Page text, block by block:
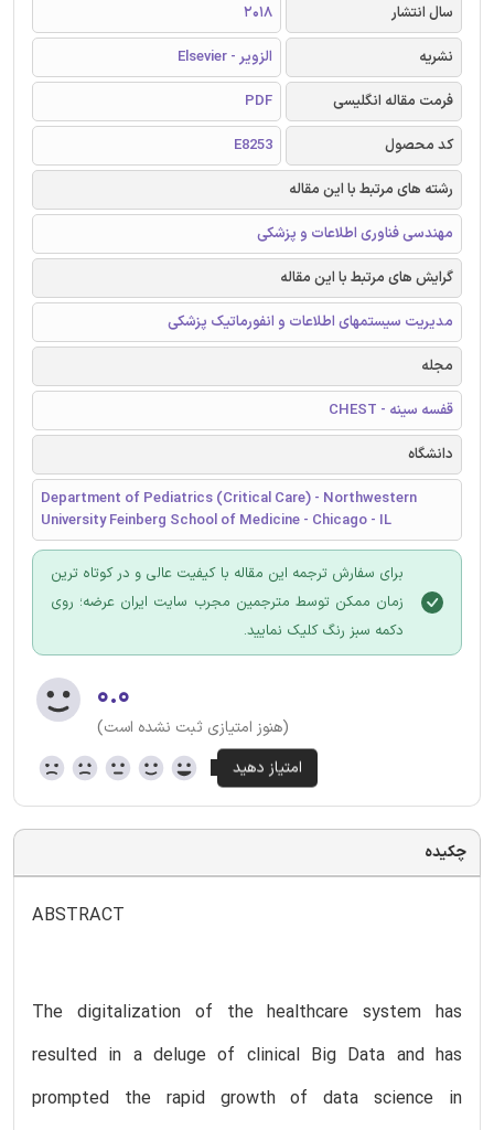
سال انتشار
2018
نشریه
الزویر - Elsevier
فرمت مقاله انگلیسی
PDF
کد محصول
E8253
رشته های مرتبط با این مقاله
مهندسی فناوری اطلاعات و پزشکی
گرایش های مرتبط با این مقاله
مدیریت سیستمهای اطلاعات و انفورماتیک پزشکی
مجله
قفسه سینه - CHEST
دانشگاه
Department of Pediatrics (Critical Care) - Northwestern
University Feinberg School of Medicine - Chicago - IL
برای سفارش ترجمه این مقاله با کیفیت عالی و در کوتاه ترین
زمان ممکن توسط مترجمین مجرب سایت ایران عرضه؛ روی
دکمه سبز رنگ کلیک نمایید.
۰.۰
(هنوز امتیازی ثبت نشده است)
چکیده
ABSTRACT
The digitalization of the healthcare system has
resulted in a deluge of clinical Big Data and has
prompted the rapid growth of data science in